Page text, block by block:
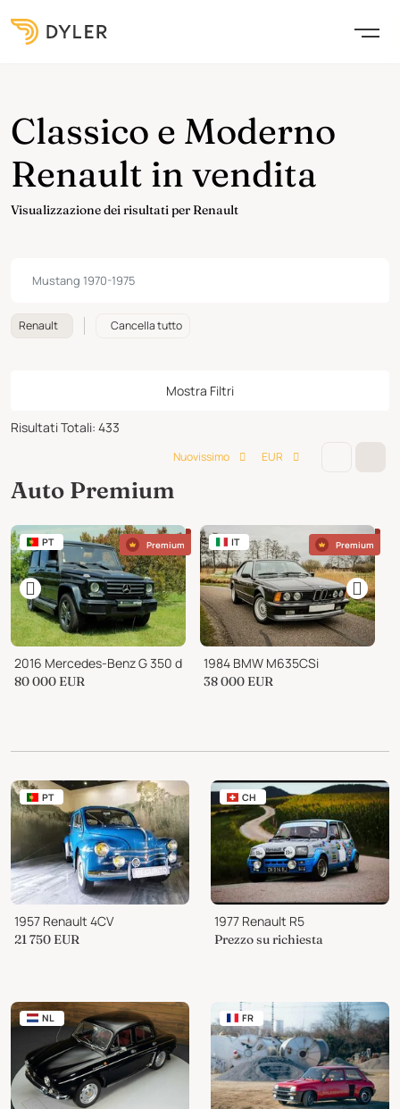
Classico e Moderno
Renault in vendita
Visualizzazione dei risultati per Renault
Renault Cancella tutto
Mostra Filtri
Risultati Totali: 433
Nuovissimo EUR
Auto Premium
PT Premium
2016 Mercedes-Benz G 350 d
80 000 EUR
IT Premium
1984 BMW M635CSi
38 000 EUR
PT
1957 Renault 4CV
21 750 EUR
CH
1977 Renault R5
Prezzo su richiesta
NL FR